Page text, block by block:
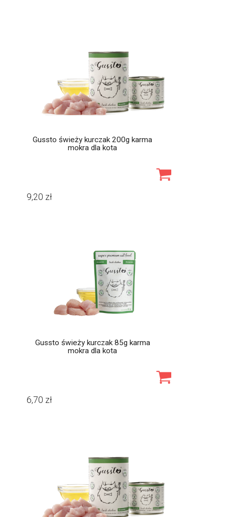
Gussto świeży kurczak 200g karma
mokra dla kota
9,20 zł
Gussto świeży kurczak 85g karma
mokra dla kota
6,70 zł